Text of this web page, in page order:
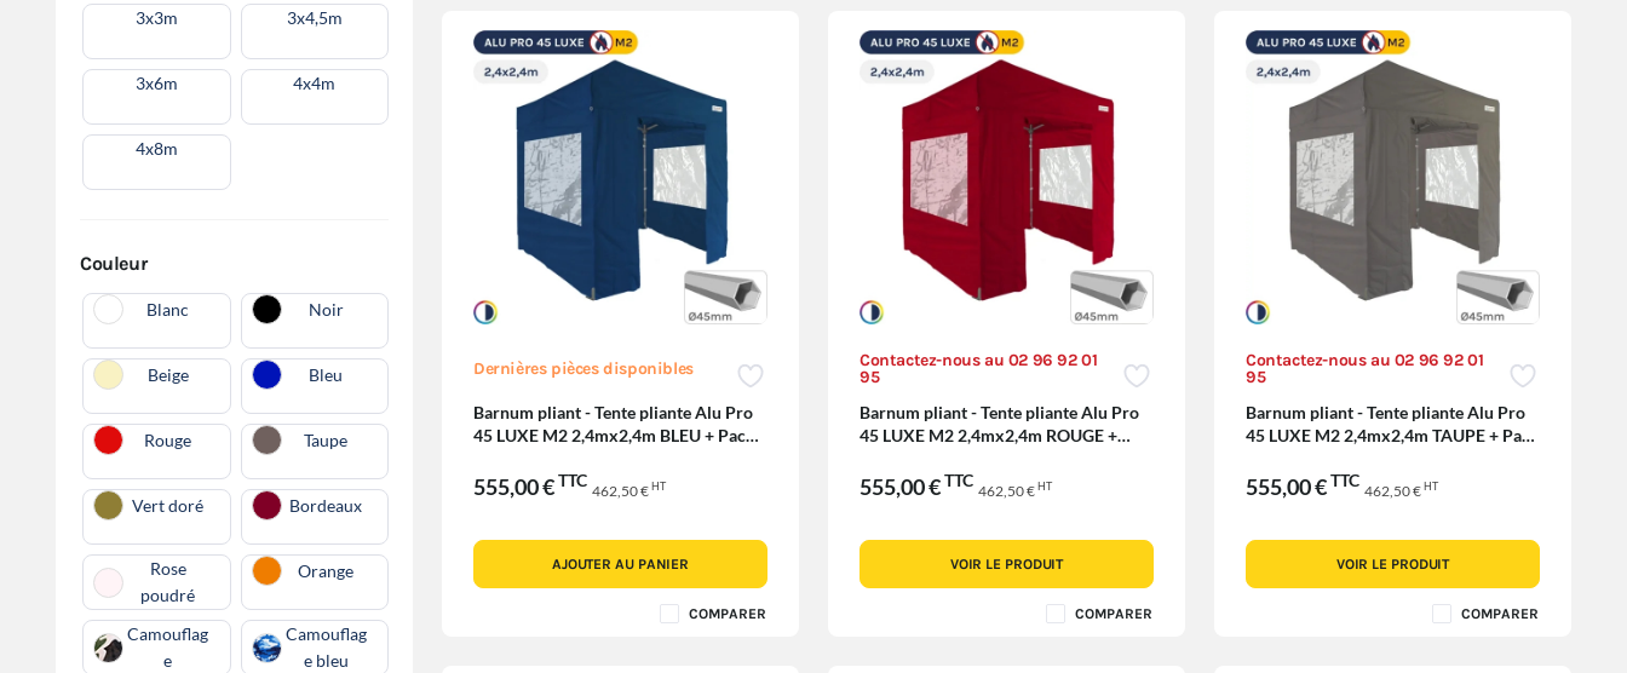
3x3m 3x4,5m
3x6m 4x4m
4x8m
Couleur
Blanc Noir
Beige Bleu
Rouge Taupe
Vert doré Bordeaux
Rose
poudré
Orange
Camouflag
e
Camouflag
e bleu
Dernières pièces disponibles
Barnum pliant - Tente pliante Alu Pro
45 LUXE M2 2,4mx2,4m BLEU + Pack
555,00 €TTC
462,50 € HT
AJOUTER AU PANIER
COMPARER
Contactez-nous au 02 96 92 01
95
Barnum pliant - Tente pliante Alu Pro
45 LUXE M2 2,4mx2,4m ROUGE +
555,00 €TTC
462,50 € HT
VOIR LE PRODUIT
COMPARER
Contactez-nous au 02 96 92 01
95
Barnum pliant - Tente pliante Alu Pro
45 LUXE M2 2,4mx2,4m TAUPE + Pack
555,00 €TTC
462,50 € HT
VOIR LE PRODUIT
COMPARER